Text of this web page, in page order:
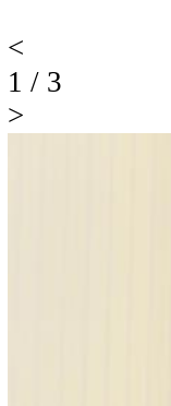
<
1 / 3
>